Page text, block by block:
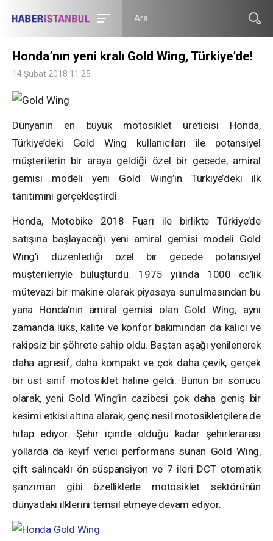
Honda’nın yeni kralı Gold Wing, Türkiye’de!
14 Şubat 2018 11:25
Dünyanın en büyük motosiklet üreticisi Honda,
Türkiye’deki Gold Wing kullanıcıları ile potansiyel
müşterilerin bir araya geldiği özel bir gecede, amiral
gemisi modeli yeni Gold Wing’in Türkiye’deki ilk
tanıtımını gerçekleştirdi.
Honda, Motobike 2018 Fuarı ile birlikte Türkiye’de
satışına başlayacağı yeni amiral gemisi modeli Gold
Wing’i düzenlediği özel bir gecede potansiyel
müşterileriyle buluşturdu. 1975 yılında 1000 cc’lik
mütevazi bir makine olarak piyasaya sunulmasından bu
yana Honda’nın amiral gemisi olan Gold Wing; aynı
zamanda lüks, kalite ve konfor bakımından da kalıcı ve
rakipsiz bir şöhrete sahip oldu. Baştan aşağı yenilenerek
daha agresif, daha kompakt ve çok daha çevik, gerçek
bir üst sınıf motosiklet haline geldi. Bunun bir sonucu
olarak, yeni Gold Wing’in cazibesi çok daha geniş bir
kesimi etkisi altına alarak, genç nesil motosikletçilere de
hitap ediyor. Şehir içinde olduğu kadar şehirlerarası
yollarda da keyif verici performans sunan Gold Wing,
çift salıncaklı ön süspansiyon ve 7 ileri DCT otomatik
şanzıman gibi özelliklerle motosiklet sektörünün
dünyadaki ilklerini temsil etmeye devam ediyor.